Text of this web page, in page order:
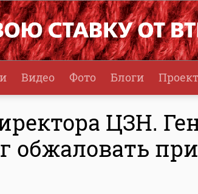
Видео Фото Блоги
ЦЗН.
обжаловать